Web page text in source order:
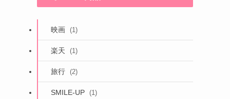
映画 (1)
楽天 (1)
旅行 (2)
SMILE-UP (1)